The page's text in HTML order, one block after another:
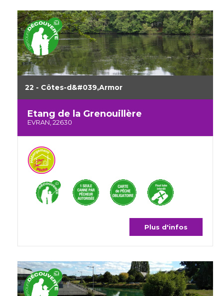
22 - Côtes-d&#039,Armor
Etang de la Grenouillère
EVRAN, 22630
Plus d'infos